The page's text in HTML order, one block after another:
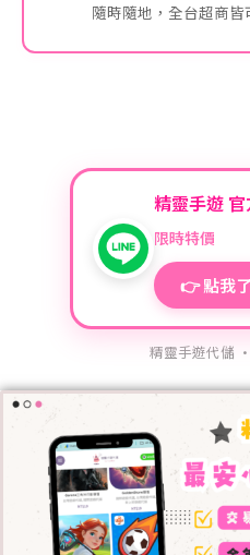
隨時隨地，全台超商
精靈手遊
限時特價
👉 點我
精靈手遊代儲